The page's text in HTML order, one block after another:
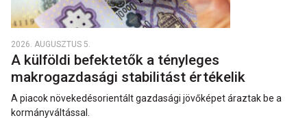
2026. AUGUSZTUS 5.
A külföldi befektetők a tényleges
makrogazdasági stabilitást értékelik
A piacok növekedésorientált gazdasági jövőképet áraztak be a
kormányváltással.